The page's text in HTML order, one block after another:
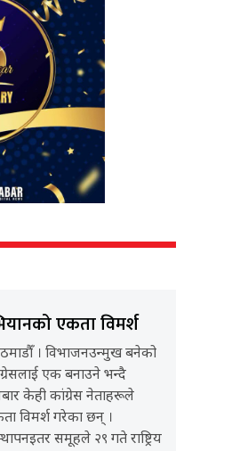
एकता विमर्श
। विभाजनउन्मुख बनेको
एक बनाउने भन्दै
केही कांग्रेस नेताहरूले
विमर्श गरेका छन् ।
समूहले २९ गते राष्ट्रिय